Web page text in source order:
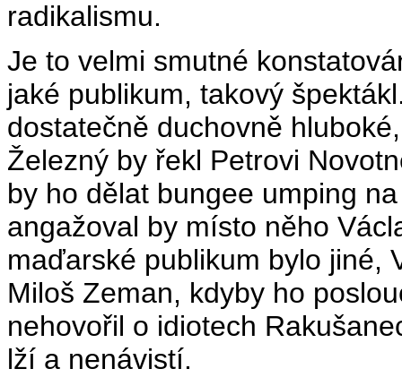
radikalismu.
Je to velmi smutné
jaké publikum, takový
dostatečně duchovně
Železný by řekl Petrovi
by ho dělat bungee umping
angažoval by místo něho
maďarské publikum bylo jiné,
Miloš Zeman, kdyby ho
nehovořil o idiotech
lží a nenávistí.